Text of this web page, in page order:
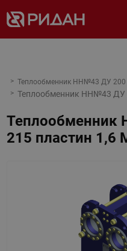
Теплообменник НН№43 ДУ 200
Теплообменник НН№43 ДУ
Теплообменник
215 пластин 1,6